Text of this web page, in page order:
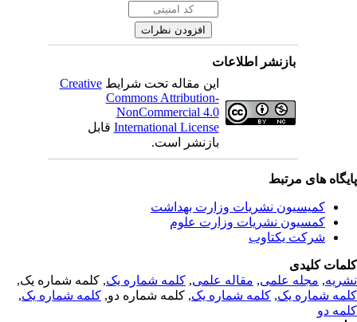
بازنشر اطلاعات
این مقاله تحت شرایطCreative
Commons Attribution-
NonCommercial 4.0
International Licenseقابل
بازنشر است.
های مرتبط
کمیسیون نشریات وزارت بهداشت
کمسیون نشریات وزارت علوم
شرکت یکتاوب
کلیدی
,مجله علمی, مقاله علمی, کلمه شماره یک, کلمه شماره یک,
شماره یک,کلمه شماره یک, کلمه شماره دو,کلمه شماره یک,
دو